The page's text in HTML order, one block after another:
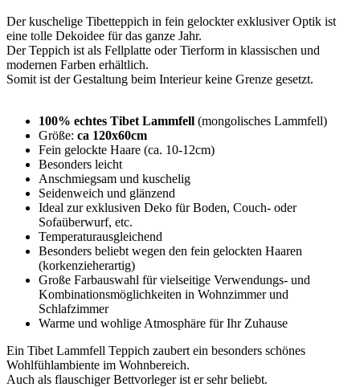
Der kuschelige Tibetteppich in fein gelockter exklusiver Optik ist
eine tolle Dekoidee für das ganze Jahr.
Der Teppich ist als Fellplatte oder Tierform in klassischen und
modernen Farben erhältlich.
Somit ist der Gestaltung beim Interieur keine Grenze gesetzt.
100% echtes Tibet Lammfell (mongolisches Lammfell)
Größe: ca 120x60cm
Fein gelockte Haare (ca. 10-12cm)
Besonders leicht
Anschmiegsam und kuschelig
Seidenweich und glänzend
Ideal zur exklusiven Deko für Boden, Couch- oder
Sofaüberwurf, etc.
Temperaturausgleichend
Besonders beliebt wegen den fein gelockten Haaren
(korkenzieherartig)
Große Farbauswahl für vielseitige Verwendungs- und
Kombinationsmöglichkeiten in Wohnzimmer und
Schlafzimmer
Warme und wohlige Atmosphäre für Ihr Zuhause
Ein Tibet Lammfell Teppich zaubert ein besonders schönes
Wohlfühlambiente im Wohnbereich.
Auch als flauschiger Bettvorleger ist er sehr beliebt.